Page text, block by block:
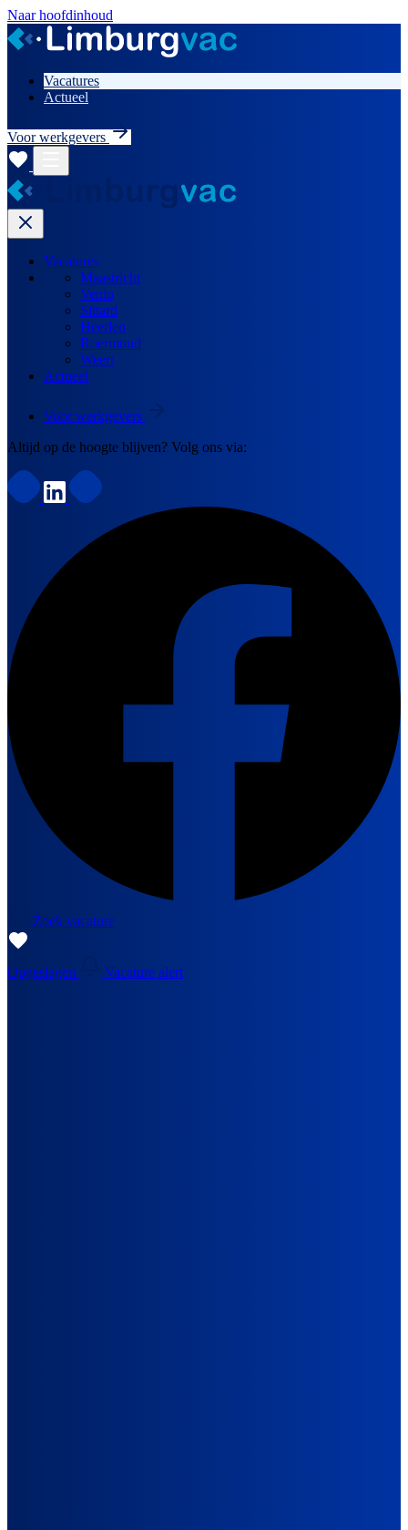
Naar hoofdinhoud
Vacatures
Actueel
Voor werkgevers
Vacatures
Maastricht
Venlo
Sittard
Heerlen
Roermond
Weert
Actueel
Voor werkgevers
Altijd op de hoogte blijven? Volg ons via:
Zoek vacature
Opgeslagen Vacature alert